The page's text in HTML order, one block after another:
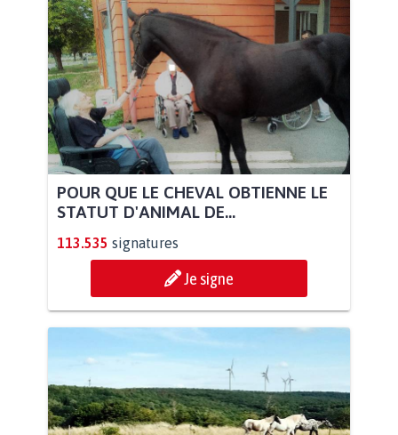
POUR QUE LE CHEVAL OBTIENNE LE
STATUT D'ANIMAL DE...
113.535 signatures
Je signe